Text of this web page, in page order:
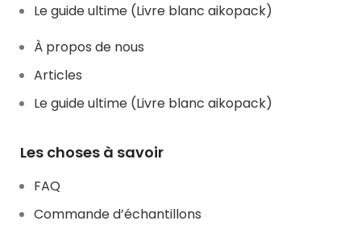
Le guide ultime (Livre blanc aikopack)
À propos de nous
Articles
Le guide ultime (Livre blanc aikopack)
Les choses à savoir
FAQ
Commande d’échantillons